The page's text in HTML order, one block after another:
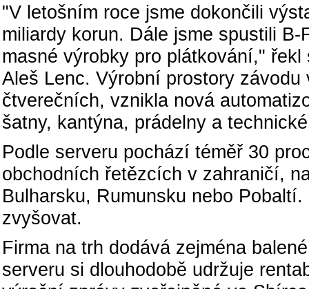
"V letošním roce jsme dokončili
miliardy korun. Dále jsme spustili
masné výrobky pro plátkování,"
Aleš Lenc. Výrobní prostory
čtverečních, vznikla nová
šatny, kantýna, prádelny a
Podle serveru pochází téměř 30
obchodních řetězcích v zahraničí,
Bulharsku, Rumunsku nebo
zvyšovat.
Firma na trh dodává zejména
serveru si dlouhodobě udržuje